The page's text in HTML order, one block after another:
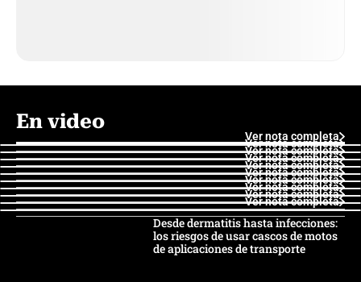
En video
Ver nota completa
Ver nota completa
Ver nota completa
Ver nota completa
Ver nota completa
Ver nota completa
Ver nota completa
Ver nota completa
Ver nota completa
Ver nota completa
Desde dermatitis hasta infecciones:
los riesgos de usar cascos de motos
de aplicaciones de transporte